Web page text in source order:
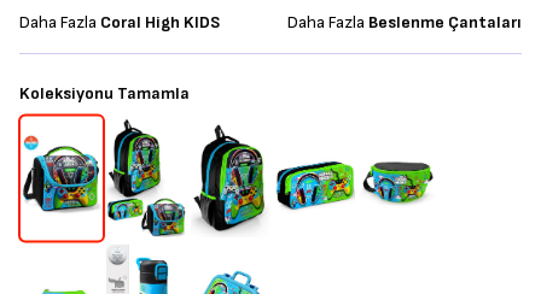
Daha Fazla Coral High KIDS Daha Fazla Beslenme Çantaları
Koleksiyonu Tamamla